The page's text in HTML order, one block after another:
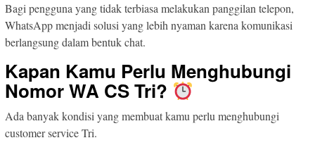
Bagi pengguna yang tidak terbiasa melakukan panggilan telepon,
WhatsApp menjadi solusi yang lebih nyaman karena komunikasi
berlangsung dalam bentuk chat.
Kapan Kamu Perlu Menghubungi
Nomor WA CS Tri?
Ada banyak kondisi yang membuat kamu perlu menghubungi
customer service Tri.